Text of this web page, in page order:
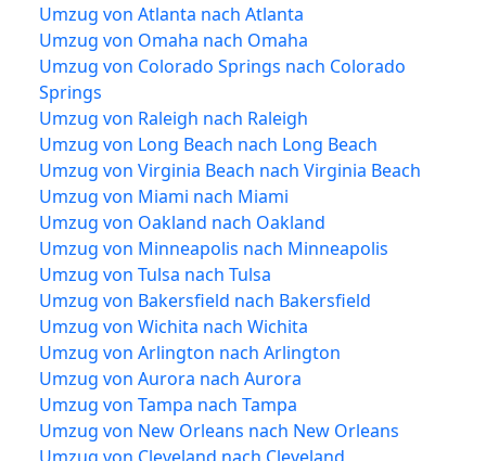
Umzug von Atlanta nach Atlanta
Umzug von Omaha nach Omaha
Umzug von Colorado Springs nach Colorado
Springs
Umzug von Raleigh nach Raleigh
Umzug von Long Beach nach Long Beach
Umzug von Virginia Beach nach Virginia Beach
Umzug von Miami nach Miami
Umzug von Oakland nach Oakland
Umzug von Minneapolis nach Minneapolis
Umzug von Tulsa nach Tulsa
Umzug von Bakersfield nach Bakersfield
Umzug von Wichita nach Wichita
Umzug von Arlington nach Arlington
Umzug von Aurora nach Aurora
Umzug von Tampa nach Tampa
Umzug von New Orleans nach New Orleans